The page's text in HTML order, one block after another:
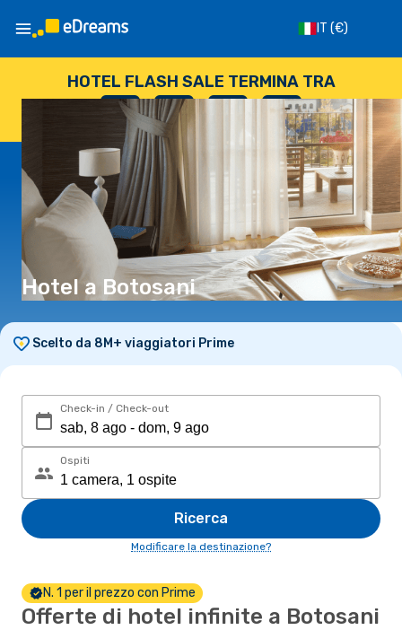
IT (€)
HOTEL FLASH SALE TERMINA TRA
--
GIORNI
: --
ORE
: --
SECONDI
Hotel a Botosani
Scelto da 8M+ viaggiatori Prime
Check-in / Check-out
Ospiti
Ricerca
Modificare la destinazione?
N. 1 per il prezzo con Prime
Offerte di hotel infinite a Botosani